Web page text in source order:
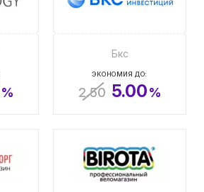
%
Бкс
ЭКОНОМИЯ ДО:
2.50 5.00%